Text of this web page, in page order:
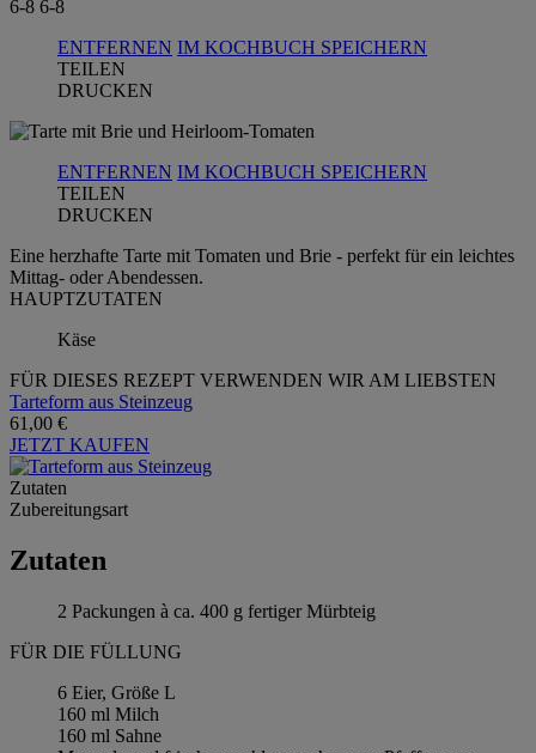
6-8 6-8
ENTFERNEN IM KOCHBUCH SPEICHERN
TEILEN
DRUCKEN
ENTFERNEN IM KOCHBUCH SPEICHERN
TEILEN
DRUCKEN
Eine herzhafte Tarte mit Tomaten und Brie - perfekt für ein leichtes
Mittag- oder Abendessen.
HAUPTZUTATEN
Käse
FÜR DIESES REZEPT VERWENDEN WIR AM LIEBSTEN
Tarteform aus Steinzeug
61,00 €
JETZT KAUFEN
Zutaten
Zubereitungsart
Zutaten
2 Packungen à ca. 400 g fertiger Mürbteig
FÜR DIE FÜLLUNG
6 Eier, Größe L
160 ml Milch
160 ml Sahne